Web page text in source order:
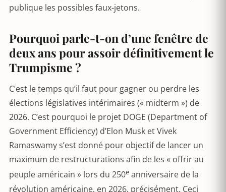
publique les possibles faux-jetons.
Pourquoi parle-t-on d’une fenêtre de
deux ans pour assoir définitivement le
Trumpisme ?
C’est le temps qu’il faut pour gagner ou perdre les
élections législatives intérimaires (« midterm ») de
2026. C’est pourquoi le projet DOGE (Department of
Government Efficiency) d’Elon Musk et Vivek
Ramaswamy s’est donné pour objectif de lancer un
maximum de restructurations afin de les « offrir au
peuple américain » lors du 250e anniversaire de la
révolution américaine, en 2026, précisément. Ceci